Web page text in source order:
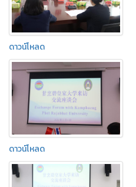
ดาวน์โหลด
ดาวน์โหลด